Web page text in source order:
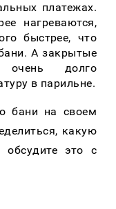
платежах.
нагреваются,
быстрее, что
А закрытые
очень долго
в парильне.
бани на своем
какую
обсудите это с